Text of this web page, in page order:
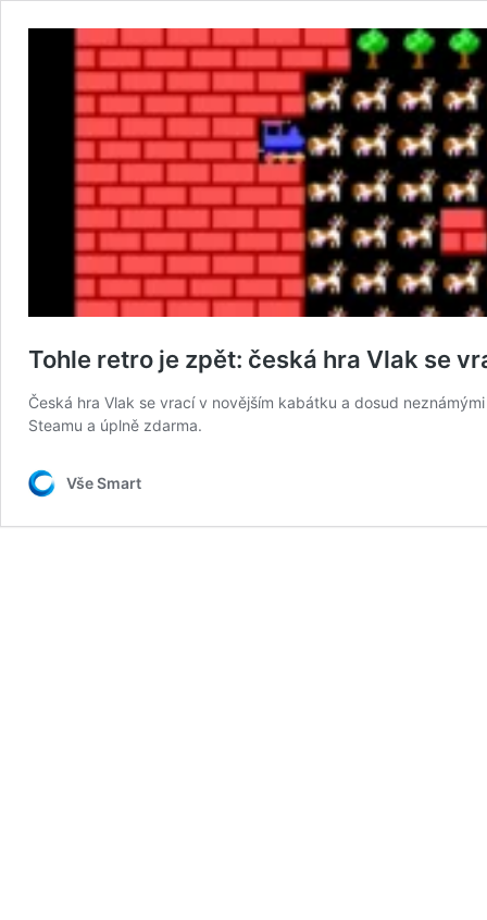
Tohle retro je zpět: česká hra Vlak se
Česká hra Vlak se vrací v novějším kabátku a dosud
Steamu a úplně zdarma.
Vše Smart